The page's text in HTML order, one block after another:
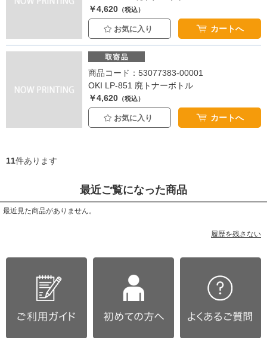
￥4,620 （税込）
お気に入り カートへ
商品コード：53077383-00001
OKI LP-851 廃トナーボトル
￥4,620 （税込）
お気に入り カートへ
11件あります
最近ご覧になった商品
最近見た商品がありません。
履歴を残さない